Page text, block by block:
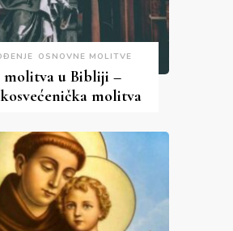
OSNOVNE MOLITVE
molitva u Bibliji –
molitva